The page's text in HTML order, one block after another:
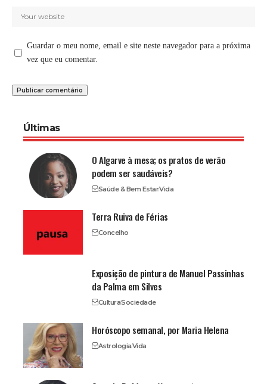
Guardar o meu nome, email e site neste navegador para a próxima
vez que eu comentar.
Últimas
O Algarve à mesa; os pratos de verão
podem ser saudáveis?
Saúde & Bem EstarVida
Terra Ruiva de Férias
Concelho
Exposição de pintura de Manuel Passinhas
da Palma em Silves
CulturaSociedade
Horóscopo semanal, por Maria Helena
AstrologiaVida